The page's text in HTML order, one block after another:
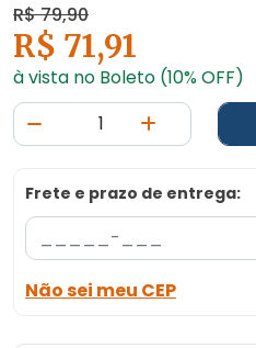
R$ 79,90
R$ 71,91
à vista no Boleto (10% OFF)
Frete e prazo de entrega:
Não sei meu CEP